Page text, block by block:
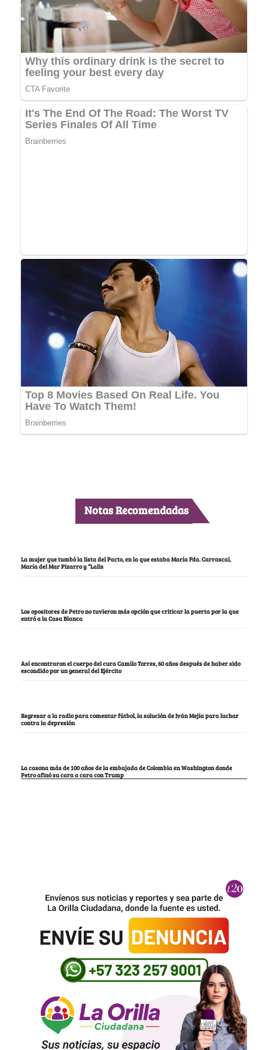
Notas Recomendadas
La mujer que tumbó la lista del Pacto, en la que estaba María Fda. Carrascal,
María del Mar Pizarro y “Lalis
Los opositores de Petro no tuvieron más opción que criticar la puerta por la que
entró a la Casa Blanca
Así encontraron el cuerpo del cura Camilo Torres, 60 años después de haber sido
escondido por un general del Ejército
Regresar a la radio para comentar fútbol, la solución de Iván Mejía para luchar
contra la depresión
La casona más de 100 años de la embajada de Colombia en Washington donde
Petro afinó su cara a cara con Trump